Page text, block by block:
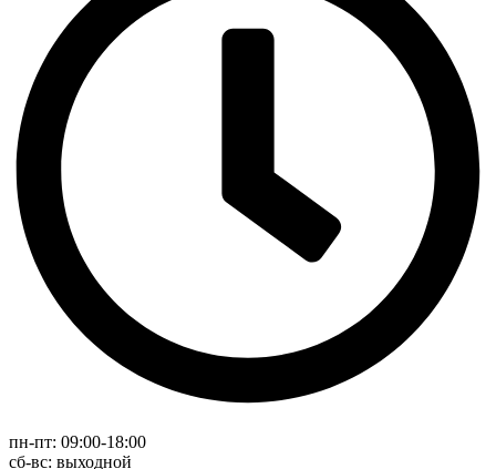
пн-пт: 09:00-18:00
cб-вс: выходной